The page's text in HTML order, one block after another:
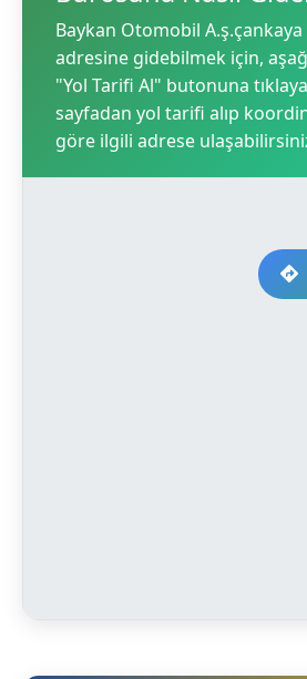
Baykan Otomobil
adresine gidebilmek için,
"Yol Tarifi Al" butonuna
sayfadan yol tarifi alıp
göre ilgili adrese